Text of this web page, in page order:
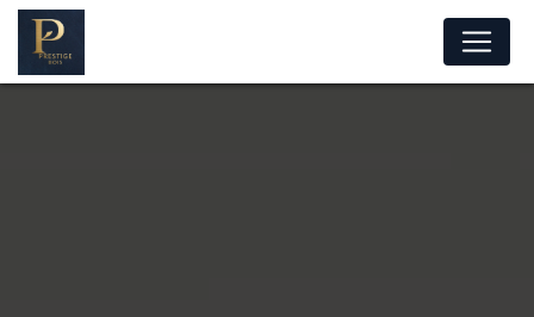
Panneau de gestion des cookies